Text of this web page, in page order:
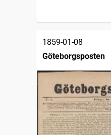
1859-01-08
Göteborgsposten